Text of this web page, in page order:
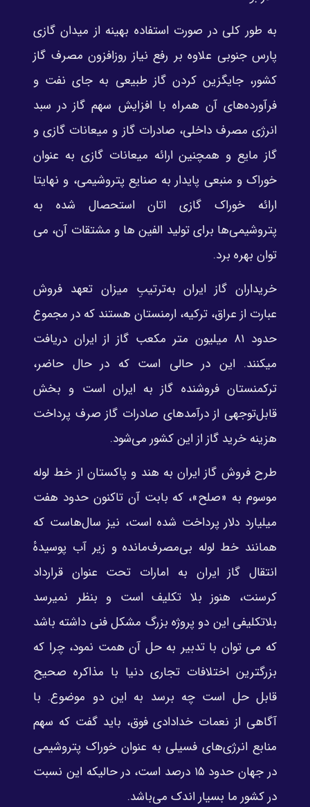
به طور کلی در صورت استفاده بهینه از میدان گازی
پارس جنوبی علاوه بر رفع نیاز روزافزون مصرف گاز
کشور، جایگزین کردن گاز طبیعی به جای نفت و
فرآورده‌های آن همراه با افزایش سهم گاز در سبد
انرژی مصرف داخلی، صادرات گاز و میعانات گازی و
گاز مایع و همچنین ارائه میعانات گازی به عنوان
خوراک و منبعی پایدار به صنایع پتروشیمی، و نهایتا
ارائه خوراک گازی اتان استحصال شده به
پتروشیمی‌ها برای تولید الفین ها و مشتقات آن، می
توان بهره برد.
خریداران گاز ایران به‌ترتیبِ میزان تعهد فروش
عبارت‌ از عراق، ترکیه، ارمنستان هستند که در مجموع
حدود ۸۱ میلیون متر مکعب گاز از ایران دریافت
میکنند. این در حالی است که در حال حاضر،
ترکمنستان فروشنده گاز به ایران است و بخش
قابل‌توجهی از درآمدهای صادرات گاز صرف پرداخت
هزینه خرید گاز از این کشور می‌شود.
طرح فروش گاز ایران به هند و پاکستان از خط لوله
موسوم به «صلح»، که بابت آن تاکنون حدود هفت
میلیارد دلار پرداخت شده است، نیز سال‌هاست که
همانند خط لوله بی‌مصرف‌مانده و زیر آب پوسیدهٔ
انتقال گاز ایران به امارات تحت عنوان قرارداد
کرسنت، هنوز بلا تکلیف است و بنظر نمیرسد
بلاتکلیفی این دو پروژه بزرگ مشکل فنی داشته باشد
که می توان با تدبیر به حل آن همت نمود، چرا که
بزرگترین اختلافات تجاری دنیا با مذاکره صحیح
قابل حل است چه برسد به این دو موضوع. با
آگاهی از نعمات خدادادی فوق، باید گفت که سهم
منابع انرژی‌های فسیلی به عنوان خوراک پتروشیمی
در جهان حدود ۱۵ درصد است، در حالیکه این نسبت
در کشور ما بسیار اندک می‌باشد.